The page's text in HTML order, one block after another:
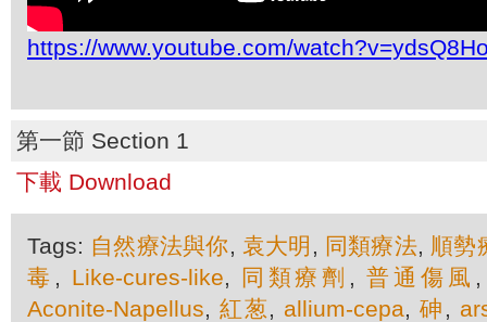
https://www.youtube.com/
第一節 Section 1
下載 Download
Tags: 自然療法與你, 袁大明 , 同類療法, 順勢
毒 , Like-cures-like, 同類療劑 , 普通傷風
Aconite-Napellus, 紅葱, allium-cepa,砷 ,